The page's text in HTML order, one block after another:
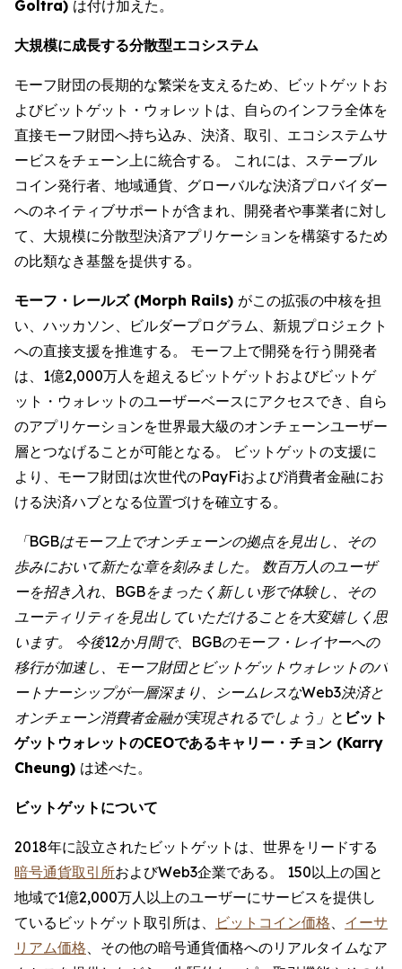
Goltra) は付け加えた。
大規模に成長する分散型エコシステム
モーフ財団の長期的な繁栄を支えるため、ビットゲットお
よびビットゲット・ウォレットは、自らのインフラ全体を
直接モーフ財団へ持ち込み、決済、取引、エコシステムサ
ービスをチェーン上に統合する。 これには、ステーブル
コイン発行者、地域通貨、グローバルな決済プロバイダー
へのネイティブサポートが含まれ、開発者や事業者に対し
て、大規模に分散型決済アプリケーションを構築するため
の比類なき基盤を提供する。
モーフ・レールズ (Morph Rails) がこの拡張の中核を担
い、ハッカソン、ビルダープログラム、新規プロジェクト
への直接支援を推進する。 モーフ上で開発を行う開発者
は、1億2,000万人を超えるビットゲットおよびビットゲ
ット・ウォレットのユーザーベースにアクセスでき、自ら
のアプリケーションを世界最大級のオンチェーンユーザー
層とつなげることが可能となる。 ビットゲットの支援に
より、モーフ財団は次世代のPayFiおよび消費者金融にお
ける決済ハブとなる位置づけを確立する。
「BGBはモーフ上でオンチェーンの拠点を見出し、その
歩みにおいて新たな章を刻みました。 数百万人のユーザ
ーを招き入れ、BGBをまったく新しい形で体験し、その
ユーティリティを見出していただけることを大変嬉しく思
います。 今後12か月間で、BGBのモーフ・レイヤーへの
移行が加速し、モーフ財団とビットゲットウォレットのパ
ートナーシップが一層深まり、シームレスなWeb3決済と
オンチェーン消費者金融が実現されるでしょう」 と ビット
ゲットウォレットのCEOであるキャリー・チョン (Karry
Cheung) は述べた。
ビットゲットについて
2018年に設立されたビットゲットは、世界をリードする
暗号通貨取引所およびWeb3企業である。 150以上の国と
地域で1億2,000万人以上のユーザーにサービスを提供し
ているビットゲット取引所は、
ビットコイン価格、 イーサ
リアム価格、その他の暗号通貨価格へのリアルタイムなア